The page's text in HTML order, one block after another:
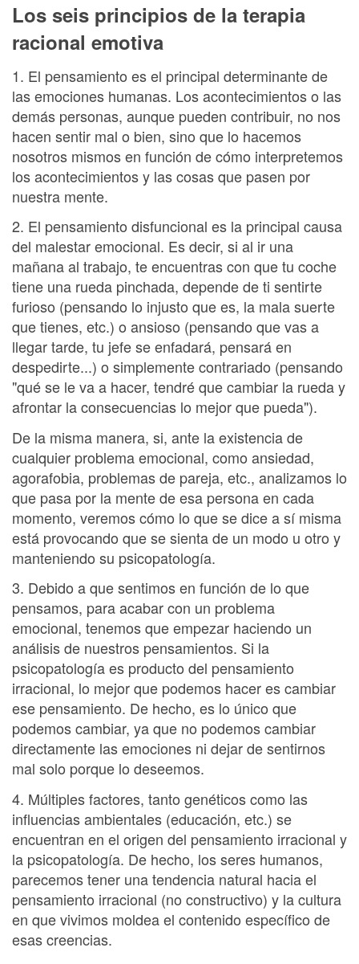
Los seis principios de la terapia
racional emotiva
1. El pensamiento es el principal determinante de
las emociones humanas. Los acontecimientos o las
demás personas, aunque pueden contribuir, no nos
hacen sentir mal o bien, sino que lo hacemos
nosotros mismos en función de cómo interpretemos
los acontecimientos y las cosas que pasen por
nuestra mente.
2. El pensamiento disfuncional es la principal causa
del malestar emocional. Es decir, si al ir una
mañana al trabajo, te encuentras con que tu coche
tiene una rueda pinchada, depende de ti sentirte
furioso (pensando lo injusto que es, la mala suerte
que tienes, etc.) o ansioso (pensando que vas a
llegar tarde, tu jefe se enfadará, pensará en
despedirte...) o simplemente contrariado (pensando
"qué se le va a hacer, tendré que cambiar la rueda y
afrontar la consecuencias lo mejor que pueda").
De la misma manera, si, ante la existencia de
cualquier problema emocional, como ansiedad,
agorafobia, problemas de pareja, etc., analizamos lo
que pasa por la mente de esa persona en cada
momento, veremos cómo lo que se dice a sí misma
está provocando que se sienta de un modo u otro y
manteniendo su psicopatología.
3. Debido a que sentimos en función de lo que
pensamos, para acabar con un problema
emocional, tenemos que empezar haciendo un
análisis de nuestros pensamientos. Si la
psicopatología es producto del pensamiento
irracional, lo mejor que podemos hacer es cambiar
ese pensamiento. De hecho, es lo único que
podemos cambiar, ya que no podemos cambiar
directamente las emociones ni dejar de sentirnos
mal solo porque lo deseemos.
4. Múltiples factores, tanto genéticos como las
influencias ambientales (educación, etc.) se
encuentran en el origen del pensamiento irracional y
la psicopatología. De hecho, los seres humanos,
parecemos tener una tendencia natural hacia el
pensamiento irracional (no constructivo) y la cultura
en que vivimos moldea el contenido específico de
esas creencias.